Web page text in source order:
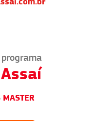
MASTER